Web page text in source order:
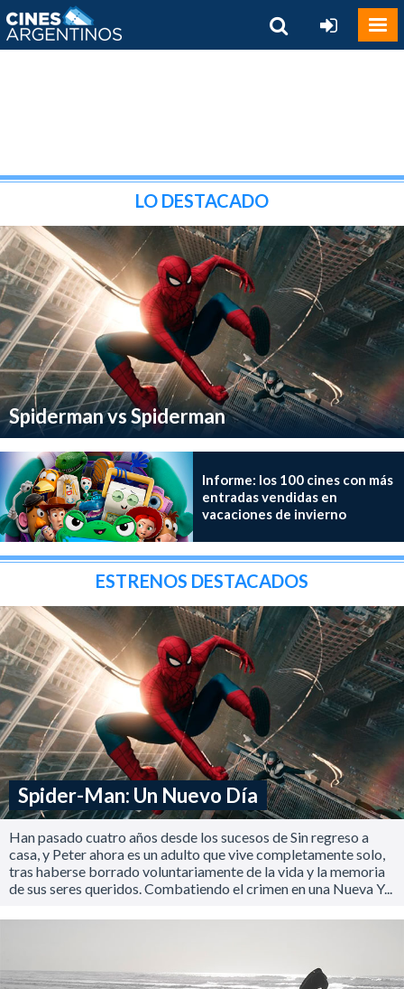
LO DESTACADO
Spiderman vs Spiderman
Informe: los 100 cines con más
entradas vendidas en
vacaciones de invierno
ESTRENOS DESTACADOS
Spider-Man: Un Nuevo Día
Han pasado cuatro años desde los sucesos de Sin regreso a
casa, y Peter ahora es un adulto que vive completamente solo,
tras haberse borrado voluntariamente de la vida y la memoria
de sus seres queridos. Combatiendo el crimen en una Nueva Y...